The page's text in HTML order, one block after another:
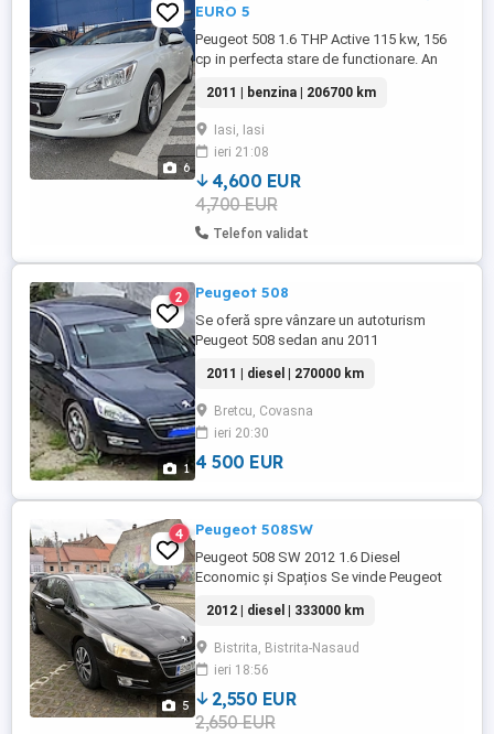
6
EURO 5
Peugeot 508 1.6 THP Active 115 kw, 156
cp in perfecta stare de functionare. An
proprietar in acte Import Olanda
Noiembrie 2025 RAR efectuat in Ianuarie
2026 Prima înmatriculare 31.08.2011 ITP
valabil 15.01.2027 DOTĂRI: -proiectoare
ceață - navigatie ...
2011 | benzina | 206700 km
Iasi, Iasi
ieri 21:08
4,600 EUR
4,700 EUR
Telefon validat
1
2 Peugeot 508
Se oferă spre vânzare un autoturism
Peugeot 508 sedan anu 2011
2011 | diesel | 270000 km
Bretcu, Covasna
ieri 20:30
4 500 EUR
5
4 Peugeot 508SW
Peugeot 508 SW 2012 1.6 Diesel
Economic și Spațios Se vinde Peugeot
HDi diesel ideal pentru familie sau drumuri
lungi, foarte confortabil și economic.
Detalii principale: - Motor: 1.6 HDi diesel -
An: 2012 - Caroserie: break (SW) - Consum
redus (foarte ...
2012 | diesel | 333000 km
Bistrita, Bistrita-Nasaud
ieri 18:56
2,550 EUR
2,650 EUR